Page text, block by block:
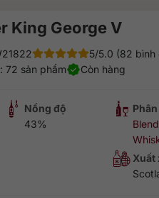
King George V
5/5.0 (82 bình
72 sản phẩm
Còn hàng
Nồng độ
43%
Xuất